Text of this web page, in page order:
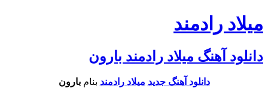
میلاد رادمند
دانلود آهنگ میلاد رادمند بارون
دانلود آهنگ جدید میلاد رادمند بنامبارون